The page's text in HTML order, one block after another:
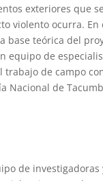
exteriores que
violento ocurra.
base teórica del
equipo de
trabajo de campo
Nacional de
de investigadoras